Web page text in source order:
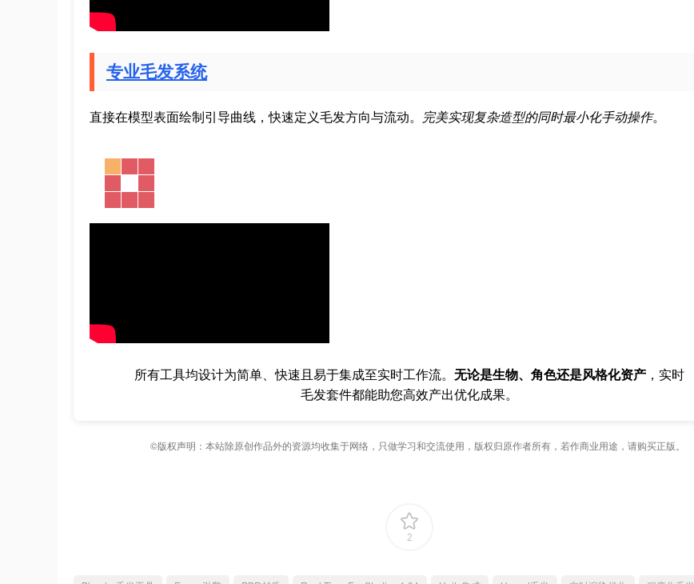
专业毛发系统
直接在模型表面绘制引导曲线，快速定义毛发方向与流动。 完美实现复杂造型的同时最小化手动操作。
所有工具均设计为简单、快速且易于集成至实时工作流。 无论是生物、角色还是风格化资产 ，实时
毛发套件都能助您高效产出优化成果。
©版权声明：本站除原创作品外的资源均收集于网络，只做学习和交流使用，版权归原作者所有，若作商业用途，请购买正版。
2